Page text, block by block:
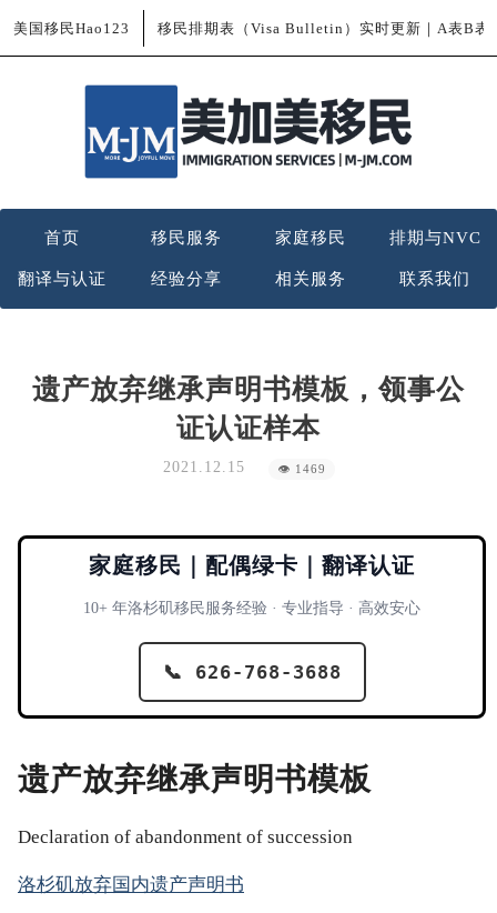
美国移民Hao123 移民排期表（Visa Bulletin）实时更新｜A表B表
首页 移民服务 家庭移民 排期与NVC
翻译与认证 经验分享 相关服务 联系我们
遗产放弃继承声明书模板，领事公
证认证样本
2021.12.15 👁 1469
家庭移民｜配偶绿卡｜翻译认证
10+ 年洛杉矶移民服务经验 · 专业指导 · 高效安心
📞 626-768-3688
遗产放弃继承声明书模板
Declaration of abandonment of succession
洛杉矶放弃国内遗产声明书